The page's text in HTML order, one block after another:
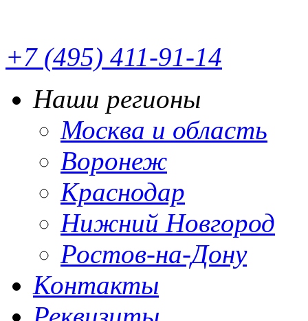
+7 (495) 411-91-14
Наши регионы
Москва и область
Воронеж
Краснодар
Нижний Новгород
Ростов-на-Дону
Контакты